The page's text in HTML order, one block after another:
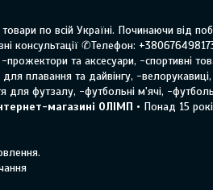
по всій Україні. Починаючи від
консультації ✆Телефон:
та аксесуари, -спортивні
плавання та дайвінгу, -
футзалу, -футбольні м'ячі, -
магазині ОЛІМП • Понад 15